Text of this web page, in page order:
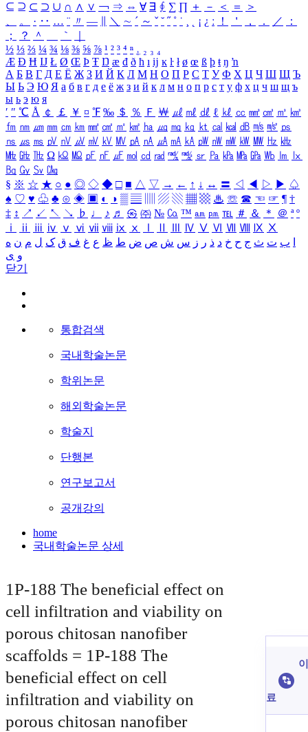
⊆ ⊇ ⊂ ⊃ ∪ ∩ ∧ ∨ ￢ ⇒ ⇔ ∀ ∃ ∮ ∑ ∏ ＋ － ＜ ＝
＞
、
。 · ‥ … ¨ 〃 ― ＼ ∼ ´ ～ ˇ ˘ ˝ ˚ ˙ ¸ ¡ ¿ ː ！ ＇ ， ． ／
：
；
？ ＾ ｀
½ ⅓ ⅔ ¼ ¾ ⅛ ⅜ ⅝ ⅞ ¹ ² ³ ⁴ ⁿ ₁ ₂ ₃ ₄
Æ Ð Ħ Ĳ Ł Ø Œ Þ Ŧ Ŋ æ đ ð ħ ı ĳ ĸ ŀ ł ø œ ß þ ŧ ŋ ŉ
А Б В Г Д Е Ё Ж З И Й К Л М Н О П Р С Т У Ф Х Ц Ч Ш Щ Ъ
Ы Ь Э Ю Я а б в г д е ё ж з и й к л м н о п р с т у ф х ц ч ш щ ъ
ы ь э ю я
′ ″ ℃ Å ￠ ￡ ￥ ¤ ℉ ‰ ＄ ％ Ｆ ￦ ㎕ ㎖ ㎗ ℓ ㎘ ㏄ ㎣ ㎤ ㎥ ㎦
㎙ ㎚ ㎛ ㎜ ㎝ ㎞ ㎟ ㎠ ㎡ ㎢ ㏊ ㎍ ㎎ ㎏ ㏏ ㎈ ㎉ ㏈ ㎧ ㎨ ㎰
㎱ ㎲ ㎳ ㎴ ㎵ ㎶ ㎷ ㎸ ㎹ ㎀ ㎁ ㎂ ㎃ ㎄ ㎺ ㎻ ㎽ ㎾ ㎿ ㎐ ㎑
㎒ ㎓ ㎔ Ω ㏀ ㏁ ㎊ ㎋ ㎌ ㏖ ㏅ ㎭ ㎮ ㎯ ㏛ ㎩ ㎪ ㎫ ㎬ ㏝ ㏐
㏓
㏃ ㏉ ㏜ ㏆
§ ※ ☆ ★ ○ ● ◎ ◇ ◆ □ ■ △ ▽ → ← ↑ ↓ ↔ 〓 ◁ ◀ ▷ ▶ ♤
♠ ♡ ♥ ♧ ♣ ⊙ ◈ ▣ ◐ ◑ ▒ ▤ ▨ ▧ ▦ ▩ ♨ ☏ ☎ ☜ ☞ ¶ †
‡ ↕ ↗ ↙ ↖ ↘ ♭ ♩ ♪ ♬ ㉿ ㈜ № ㏇ ™ ㏂ ㏘ ℡ ＃ ＆ ＊ ＠ ª º
ⅰ
ⅱ ⅲ ⅳ ⅴ ⅵ ⅶ ⅷ ⅸ ⅹ Ⅳ Ⅴ Ⅵ Ⅶ Ⅷ Ⅸ Ⅹ
ب ت ث ج ح خ د ذ ر ز س ش ص ض ط ظ ع غ ف ق ک ل م ن ه
و ی
닫기
통합검색
국내학술논문
학위논문
해외학술논문
학술지
단행본
연구보고서
공개강의
home
국내학술논문 상세
1P-188 The beneficial effect on
cell infiltration and viability on
porous chitosan nanofiber
scaffolds = 1P-188 The
beneficial effect on cell
infiltration and viability on
porous chitosan nanofiber
료